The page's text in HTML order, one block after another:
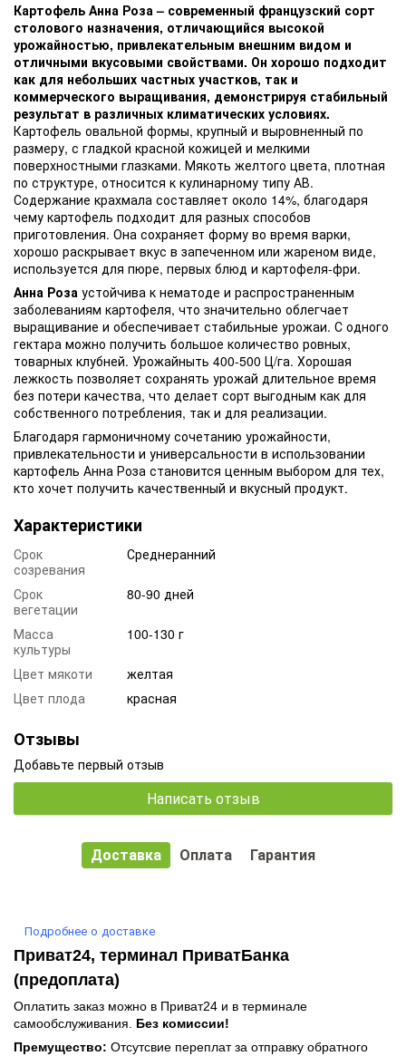
Картофель Анна Роза – современный французский сорт
столового назначения, отличающийся высокой
урожайностью, привлекательным внешним видом и
отличными вкусовыми свойствами. Он хорошо подходит
как для небольших частных участков, так и
коммерческого выращивания, демонстрируя стабильный
результат в различных климатических условиях.
Картофель овальной формы, крупный и выровненный по
размеру, с гладкой красной кожицей и мелкими
поверхностными глазками. Мякоть желтого цвета, плотная
по структуре, относится к кулинарному типу АВ.
Содержание крахмала составляет около 14%, благодаря
чему картофель подходит для разных способов
приготовления. Она сохраняет форму во время варки,
хорошо раскрывает вкус в запеченном или жареном виде,
используется для пюре, первых блюд и картофеля-фри.
Анна Роза устойчива к нематоде и распространенным
заболеваниям картофеля, что значительно облегчает
выращивание и обеспечивает стабильные урожаи. С одного
гектара можно получить большое количество ровных,
товарных клубней. Урожайныть 400-500 Ц/га. Хорошая
лежкость позволяет сохранять урожай длительное время
без потери качества, что делает сорт выгодным как для
собственного потребления, так и для реализации.
Благодаря гармоничному сочетанию урожайности,
привлекательности и универсальности в использовании
картофель Анна Роза становится ценным выбором для тех,
кто хочет получить качественный и вкусный продукт.
Характеристики
Срок
созревания
Среднеранний
Срок
вегетации
80-90 дней
Масса
культуры
100-130 г
Цвет мякоти
желтая
Цвет плода
красная
Отзывы
Добавьте первый отзыв
Написать отзыв
Доставка Оплата Гарантия
Подробнее о доставке
Приват24, терминал ПриватБанка
(предоплата)
Оплатить заказ можно в Приват24 и в терминале
самообслуживания. Без комиссии!
Премущество: Отсутсвие переплат за отправку обратного